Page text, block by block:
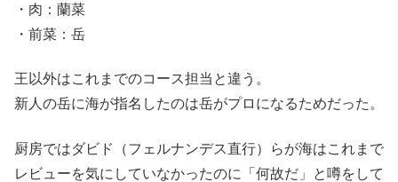
・肉：蘭菜
・前菜：岳
王以外はこれまでのコース担当と違う。
新人の岳に海が指名したのは岳がプロになるためだった。
厨房ではダビド（フェルナンデス直行）らが海はこれまで
レビューを気にしていなかったのに「何故だ」と噂をして